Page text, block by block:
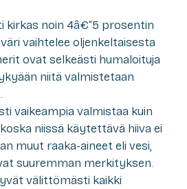
kirkas noin 4â€“5 prosentin
vaihtelee oljenkeltaisesta
ovat selkeästi humaloituja
niitä valmistetaan
vaikeampia valmistaa kuin
niissä käytettävä hiiva ei
muut raaka-aineet eli vesi,
suuremman merkityksen.
välittömästi kaikki